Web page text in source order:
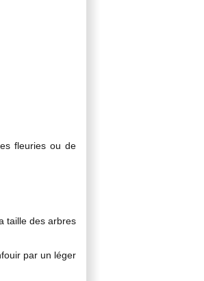
fleuries ou de
taille des arbres
par un léger